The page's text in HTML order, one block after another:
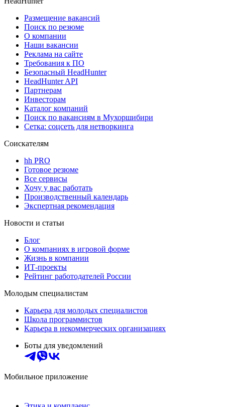
Размещение вакансий
Поиск по резюме
О компании
Наши вакансии
Реклама на сайте
Требования к ПО
Безопасный HeadHunter
HeadHunter API
Партнерам
Инвесторам
Каталог компаний
Поиск по вакансиям в Мухоршибири
Сетка: соцсеть для нетворкинга
Соискателям
hh PRO
Готовое резюме
Все сервисы
Хочу у вас работать
Производственный календарь
Экспертная рекомендация
Новости и статьи
Блог
О компаниях в игровой форме
Жизнь в компании
ИТ-проекты
Рейтинг работодателей России
Молодым специалистам
Карьера для молодых специалистов
Школа программистов
Карьера в некоммерческих организациях
Боты для уведомлений
Мобильное приложение